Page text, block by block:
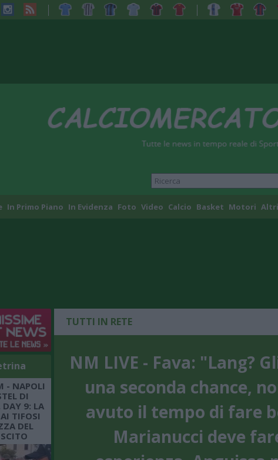
In Primo Piano In Evidenza Foto Video Calcio Basket Motori
- NAPOLI
DI
DAY 9: LA
TIFOSI
DEL
TUTTI IN RETE
NM LIVE - Fava: "Lang?
una seconda chance,
avuto il tempo di fare
Marianucci deve